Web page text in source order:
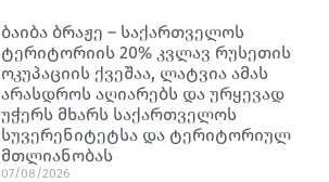
ბაიბა ბრაჟე – საქართველოს
ტერიტორიის 20% კვლავ რუსეთის
ოკუპაციის ქვეშაა, ლატვია ამას
არასდროს აღიარებს და ურყევად
უჭერს მხარს საქართველოს
სუვერენიტეტსა და ტერიტორიულ
მთლიანობას
07/08/2026